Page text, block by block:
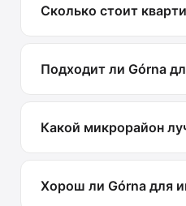
Сколько стоит
Подходит ли Górna
Какой микрорайон
Хорош ли Górna для